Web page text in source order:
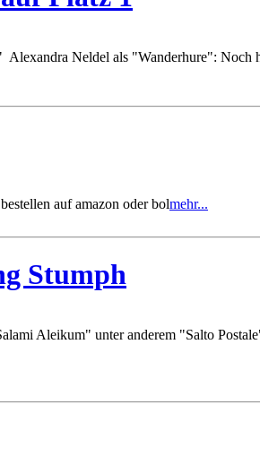
Neldel als "Wanderhure":
auf amazon oder bolmehr...
Stumph
Aleikum" unter anderem "Salto